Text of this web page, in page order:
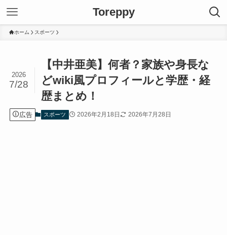
Toreppy
ホーム スポーツ
【中井亜美】何者？家族や身長な
どwiki風プロフィールと学歴・経
歴まとめ！
2026
7/28
広告 スポーツ 2026年2月18日 2026年7月28日